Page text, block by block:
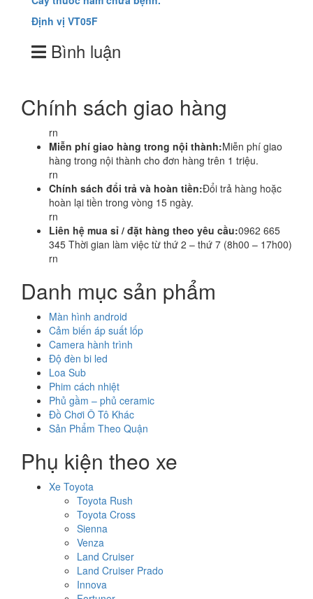
Định vị VT05F
Bình luận
Chính sách giao hàng
rn
Miễn phí giao hàng trong nội thành:Miễn phí giao
hàng trong nội thành cho đơn hàng trên 1 triệu.
rn
Chính sách đổi trả và hoàn tiền:Đổi trả hàng hoặc
hoàn lại tiền trong vòng 15 ngày.
rn
Liên hệ mua sỉ / đặt hàng theo yêu cầu:0962 665
345 Thời gian làm việc từ thứ 2 – thứ 7 (8h00 – 17h00)
rn
Danh mục sản phẩm
Màn hình android
Cảm biến áp suất lốp
Camera hành trình
Độ đèn bi led
Loa Sub
Phim cách nhiệt
Phủ gầm – phủ ceramic
Đồ Chơi Ô Tô Khác
Sản Phẩm Theo Quận
Phụ kiện theo xe
Xe Toyota
Toyota Rush
Toyota Cross
Sienna
Venza
Land Cruiser
Land Cruiser Prado
Innova